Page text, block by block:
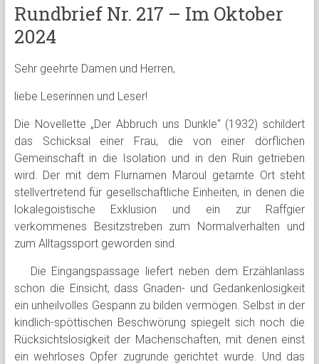
Rundbrief Nr. 217 – Im Oktober
2024
Sehr geehrte Damen und Herren,
liebe Leserinnen und Leser!
Die Novellette „Der Abbruch uns Dunkle“ (1932) schildert
das Schicksal einer Frau, die von einer dörflichen
Gemeinschaft in die Isolation und in den Ruin getrieben
wird. Der mit dem Flurnamen Maroul getarnte Ort steht
stellvertretend für gesellschaftliche Einheiten, in denen die
lokalegoistische Exklusion und ein zur Raffgier
verkommenes Besitzstreben zum Normalverhalten und
zum Alltagssport geworden sind.
Die Eingangspassage liefert neben dem Erzählanlass
schon die Einsicht, dass Gnaden- und Gedankenlosigkeit
ein unheilvolles Gespann zu bilden vermögen. Selbst in der
kindlich-spöttischen Beschwörung spiegelt sich noch die
Rücksichtslosigkeit der Machenschaften, mit denen einst
ein wehrloses Opfer zugrunde gerichtet wurde. Und das